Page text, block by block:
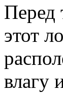
Перед
этот
влагу